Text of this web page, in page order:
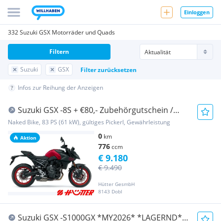
Einloggen
332 Suzuki GSX Motorräder und Quads
Suzuki GSX Filter zurücksetzen
Filtern
Infos zur Reihung der Anzeigen
Aktion
Suzuki GSX -8S + €80,- Zubehörgutschein /
Hauspreis! ne...
Naked Bike, 83 PS (61 kW), gültiges Pickerl, Gewährleistung
0 km
776ccm
Hütter GesmbH
8143 Dobl
€ 9.490
€ 9.180
Suzuki GSX -S1000GX *MY2026* *LAGERND*